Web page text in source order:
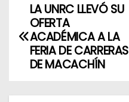
N
a
e
LA UNRC LLEVÓ SU
OFERTA
ACADÉMICA A LA
FERIA DE CARRERAS
DE MACACHÍN